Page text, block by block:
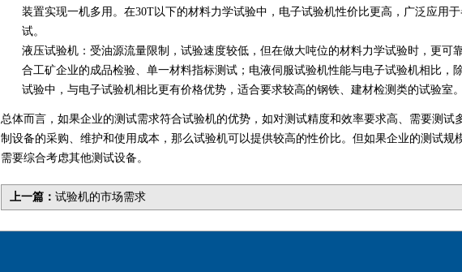
装置实现一机多用。在30T以下的材料力学试验中，电子试验机性价比更高，广泛应用
试。
液压试验机 ：受油源流量限制，试验速度较低，但在做大吨位的材料力学试验时，更
合工矿企业的成品检验、单一材料指标测试；电液伺服试验机性能与电子试验机相比，
试验中，与电子试验机相比更有价格优势，适合要求较高的钢铁、建材检测类的试验室。
总体而言，如果企业的测试需求符合试验机的优势，如对测试精度和效率要求高、需要测
制设备的采购、维护和使用成本，那么试验机可以提供较高的性价比。但如果企业的测试
需要综合考虑其他测试设备。
上一篇： 试验机的市场需求